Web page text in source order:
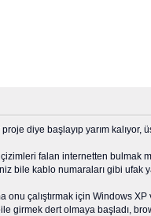
diye başlayıp yarım
falan internetten bulmak
bile kablo numaraları gibi ufak
onu çalıştırmak için Windows
girmek dert olmaya başladı,